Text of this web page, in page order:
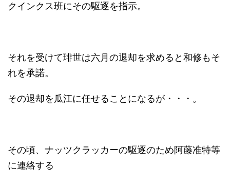
クインクス班にその駆逐を指示。
それを受けて琲世は六月の退却を求めると和修もそ
れを承諾。
その退却を瓜江に任せることになるが・・・。
その頃、ナッツクラッカーの駆逐のため阿藤准特等
に連絡する